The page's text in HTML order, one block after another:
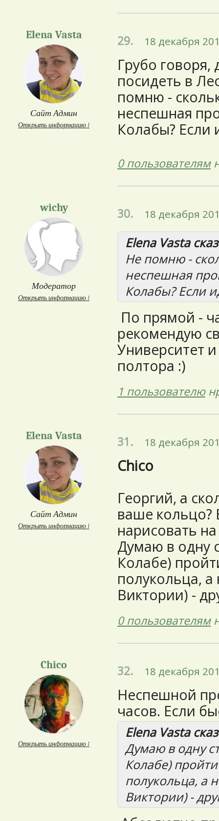
Elena Vasta
Сайт Админ
Открыть информацию ↓
29. 18 декабря
Грубо говоря,
посидеть в
помню -
неспешная
Колабы? Если
0 пользователям
wichy
Модератор
Открыть информацию ↓
30. 18 декабря
Elena Vasta
Не помню -
неспешная
Колабы? Если
По прямой -
рекомендую
Университет
полтора :)
1 пользователю
Elena Vasta
Сайт Админ
Открыть информацию ↓
31. 18 декабря
Chico
Георгий, а
ваше
нарисовать на
Думаю в одну
Колабе)
полукольца,
Виктории) -
0 пользователям
Chico
Открыть информацию ↓
32. 18 декабря
Неспешной
часов. Если
Elena Vasta
Думаю в одну
Колабе)
полукольца, а
Виктории) -